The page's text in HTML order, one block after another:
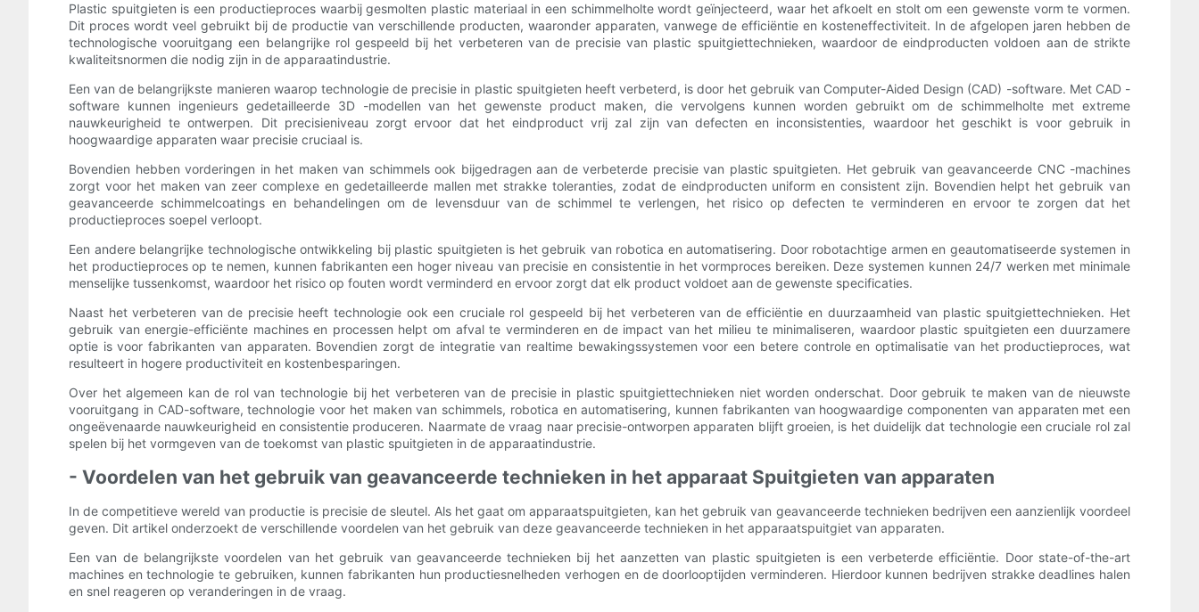
Plastic spuitgieten is een productieproces waarbij gesmolten plastic materiaal in een schimmelholte wordt geïnjecteerd, waar het afkoelt en stolt om een ​​gewenste vorm te vormen.
Dit proces wordt veel gebruikt bij de productie van verschillende producten, waaronder apparaten, vanwege de efficiëntie en kosteneffectiviteit. In de afgelopen jaren hebben de
technologische vooruitgang een belangrijke rol gespeeld bij het verbeteren van de precisie van plastic spuitgiettechnieken, waardoor de eindproducten voldoen aan de strikte
kwaliteitsnormen die nodig zijn in de apparaatindustrie.
Een van de belangrijkste manieren waarop technologie de precisie in plastic spuitgieten heeft verbeterd, is door het gebruik van Computer-Aided Design (CAD) -software. Met CAD -
software kunnen ingenieurs gedetailleerde 3D -modellen van het gewenste product maken, die vervolgens kunnen worden gebruikt om de schimmelholte met extreme
nauwkeurigheid te ontwerpen. Dit precisieniveau zorgt ervoor dat het eindproduct vrij zal zijn van defecten en inconsistenties, waardoor het geschikt is voor gebruik in
hoogwaardige apparaten waar precisie cruciaal is.
Bovendien hebben vorderingen in het maken van schimmels ook bijgedragen aan de verbeterde precisie van plastic spuitgieten. Het gebruik van geavanceerde CNC -machines
zorgt voor het maken van zeer complexe en gedetailleerde mallen met strakke toleranties, zodat de eindproducten uniform en consistent zijn. Bovendien helpt het gebruik van
geavanceerde schimmelcoatings en behandelingen om de levensduur van de schimmel te verlengen, het risico op defecten te verminderen en ervoor te zorgen dat het
productieproces soepel verloopt.
Een andere belangrijke technologische ontwikkeling bij plastic spuitgieten is het gebruik van robotica en automatisering. Door robotachtige armen en geautomatiseerde systemen in
het productieproces op te nemen, kunnen fabrikanten een hoger niveau van precisie en consistentie in het vormproces bereiken. Deze systemen kunnen 24/7 werken met minimale
menselijke tussenkomst, waardoor het risico op fouten wordt verminderd en ervoor zorgt dat elk product voldoet aan de gewenste specificaties.
Naast het verbeteren van de precisie heeft technologie ook een cruciale rol gespeeld bij het verbeteren van de efficiëntie en duurzaamheid van plastic spuitgiettechnieken. Het
gebruik van energie-efficiënte machines en processen helpt om afval te verminderen en de impact van het milieu te minimaliseren, waardoor plastic spuitgieten een duurzamere
optie is voor fabrikanten van apparaten. Bovendien zorgt de integratie van realtime bewakingssystemen voor een betere controle en optimalisatie van het productieproces, wat
resulteert in hogere productiviteit en kostenbesparingen.
Over het algemeen kan de rol van technologie bij het verbeteren van de precisie in plastic spuitgiettechnieken niet worden onderschat. Door gebruik te maken van de nieuwste
vooruitgang in CAD-software, technologie voor het maken van schimmels, robotica en automatisering, kunnen fabrikanten van hoogwaardige componenten van apparaten met een
ongeëvenaarde nauwkeurigheid en consistentie produceren. Naarmate de vraag naar precisie-ontworpen apparaten blijft groeien, is het duidelijk dat technologie een cruciale rol zal
spelen bij het vormgeven van de toekomst van plastic spuitgieten in de apparaatindustrie.
- Voordelen van het gebruik van geavanceerde technieken in het apparaat Spuitgieten van apparaten
In de competitieve wereld van productie is precisie de sleutel. Als het gaat om apparaatspuitgieten, kan het gebruik van geavanceerde technieken bedrijven een aanzienlijk voordeel
geven. Dit artikel onderzoekt de verschillende voordelen van het gebruik van deze geavanceerde technieken in het apparaatspuitgiet van apparaten.
Een van de belangrijkste voordelen van het gebruik van geavanceerde technieken bij het aanzetten van plastic spuitgieten is een verbeterde efficiëntie. Door state-of-the-art
machines en technologie te gebruiken, kunnen fabrikanten hun productiesnelheden verhogen en de doorlooptijden verminderen. Hierdoor kunnen bedrijven strakke deadlines halen
en snel reageren op veranderingen in de vraag.